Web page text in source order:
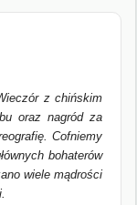
z chińskim
oraz nagród za
Cofniemy
bohaterów
wiele mądrości